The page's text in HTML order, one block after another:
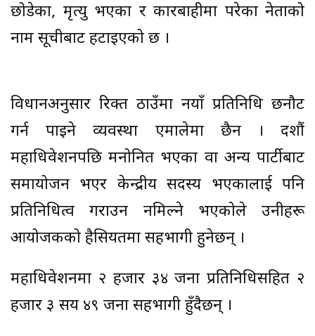
छोडेका, मृत्यु भएका र कारबाहीमा परेका नेताको
नाम सूचीबाट हटाइएको छ ।
विधानअनुसार रिक्त ठाउँमा नयाँ प्रतिनिधि छनौट
गर्न पाइने व्यवस्था एमालेमा छैन । दशौं
महाधिवेशनपछि मनोनित भएका वा अन्य पार्टीबाट
समायोजन भएर केन्द्रीय सदस्य भएकालाई पनि
प्रतिनिधित्व गराउन नमिल्ने भएकोले उनीहरू
आयोजकको हैसियतमा सहभागी हुनेछन् ।
महाधिवेशनमा २ हजार ३४ जना प्रतिनिधिसहित २
हजार ३ सय ४९ जना सहभागी हुँदैछन् ।